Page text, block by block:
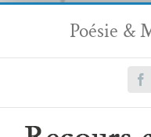
Passer
contenu
Poésie &